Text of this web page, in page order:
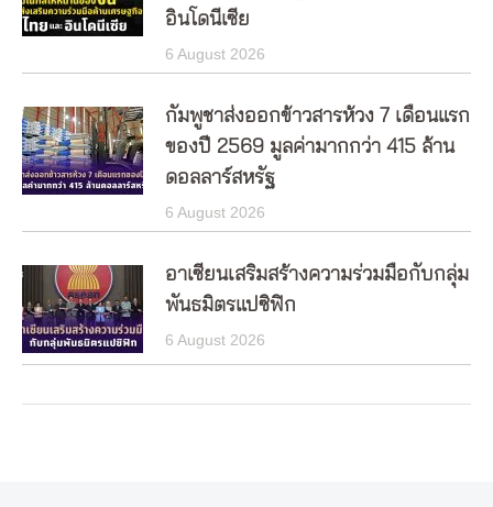
อินโดนีเซีย
6 August 2026
กัมพูชาส่งออกข้าวสารห้วง 7 เดือนแรก
ของปี 2569 มูลค่ามากกว่า 415 ล้าน
ดอลลาร์สหรัฐ
6 August 2026
อาเซียนเสริมสร้างความร่วมมือกับกลุ่ม
พันธมิตรแปซิฟิก
6 August 2026